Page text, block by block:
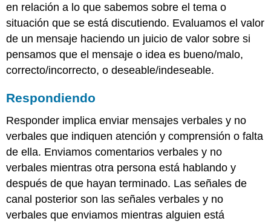
en relación a lo que sabemos sobre el tema o
situación que se está discutiendo. Evaluamos el valor
de un mensaje haciendo un juicio de valor sobre si
pensamos que el mensaje o idea es bueno/malo,
correcto/incorrecto, o deseable/indeseable.
Respondiendo
Responder implica enviar mensajes verbales y no
verbales que indiquen atención y comprensión o falta
de ella. Enviamos comentarios verbales y no
verbales mientras otra persona está hablando y
después de que hayan terminado. Las señales de
canal posterior son las señales verbales y no
verbales que enviamos mientras alguien está